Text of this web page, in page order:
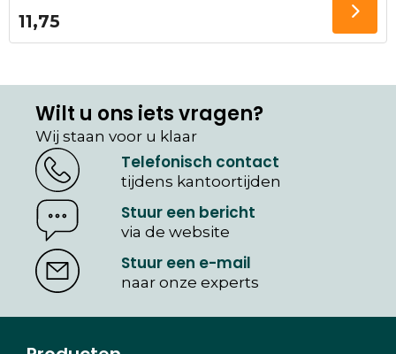
11,75
Wilt u ons iets vragen?
Wij staan voor u klaar
Telefonisch contact
tijdens kantoortijden
Stuur een bericht
via de website
Stuur een e-mail
naar onze experts